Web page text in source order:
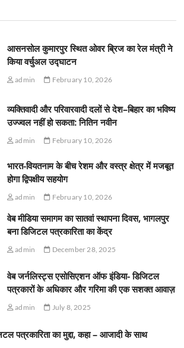
आसनसोल कुमारपुर स्थित ओवर ब्रिज का रेल मंत्री ने
किया वर्चुअल उद्घाटन
admin February 10, 2026
व्यक्तिवादी और परिवारवादी दलों से देश–बिहार का भविष्य
उज्ज्वल नहीं हो सकता: नितिन नवीन
admin February 10, 2026
भारत-वियतनाम के बीच रेशम और वस्त्र क्षेत्र में मजबूत
होगा द्विपक्षीय सहयोग
admin February 10, 2026
वेब मीडिया समागम का सातवां स्थापना दिवस, भागलपुर
बना डिजिटल पत्रकारिता का केंद्र
admin December 28, 2025
वेब जर्नलिस्ट्स एसोसिएशन ऑफ इंडिया- डिजिटल
पत्रकारों के अधिकार और गरिमा की एक सशक्त आवाज़
admin July 8, 2025
पत्रकारिता का मुद्दा, कहा – आजादी के साथ